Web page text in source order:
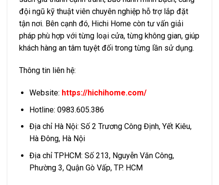
đội ngũ kỹ thuật viên chuyên nghiệp hỗ trợ lắp đặt
tận nơi. Bên cạnh đó, Hichi Home còn tư vấn giải
pháp phù hợp với từng loại cửa, từng không gian, giúp
khách hàng an tâm tuyệt đối trong từng lần sử dụng.
Thông tin liên hệ:
Website: https://hichihome.com/
Hotline: 0983.605.386
Địa chỉ Hà Nội: Số 2 Trương Công Định, Yết Kiêu,
Hà Đông, Hà Nội
Địa chỉ TPHCM: Số 213, Nguyễn Văn Công,
Phường 3, Quận Gò Vấp, TP. HCM